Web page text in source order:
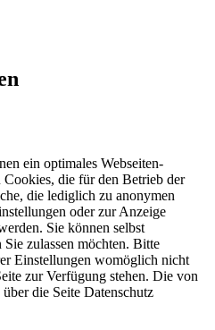
ein optimales Webseiten-
die für den Betrieb der
die lediglich zu anonymen
oder zur Anzeige
Sie können selbst
zulassen möchten. Bitte
Einstellungen womöglich nicht
zur Verfügung stehen. Die von
die Seite Datenschutz